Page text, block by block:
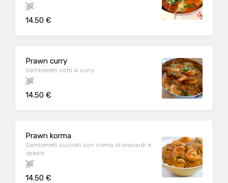
14.50 €
Prawn curry
Gamberetti cotti al curry
14.50 €
Prawn korma
Gamberetti cucinati con crema di anacardi e
spezie
14.50 €